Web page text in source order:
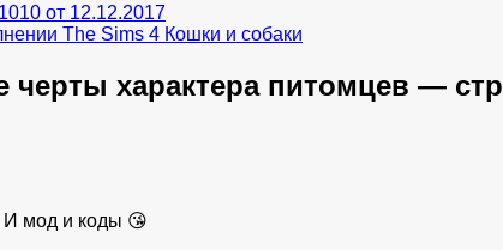
от 12.12.2017
The Sims 4 Кошки и собаки
черты характера питомцев —
И мод и коды 😘